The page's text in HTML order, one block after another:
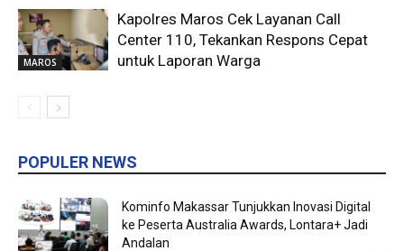
MAROS
Kapolres Maros Cek Layanan Call
Center 110, Tekankan Respons Cepat
untuk Laporan Warga
POPULER NEWS
Kominfo Makassar Tunjukkan Inovasi Digital
ke Peserta Australia Awards, Lontara+ Jadi
Andalan